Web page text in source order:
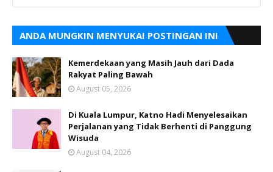
ANDA MUNGKIN MENYUKAI POSTINGAN INI
Kemerdekaan yang Masih Jauh dari Dada
Rakyat Paling Bawah
August 05, 2026
Di Kuala Lumpur, Katno Hadi Menyelesaikan
Perjalanan yang Tidak Berhenti di Panggung
Wisuda
August 04, 2026